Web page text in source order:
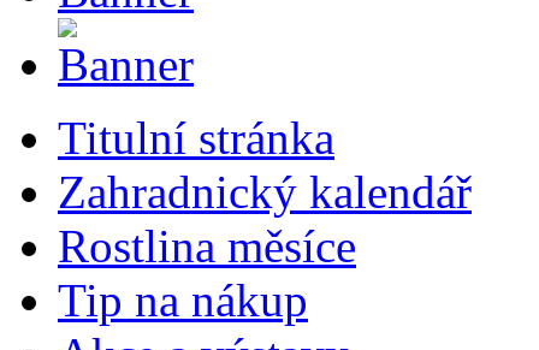
Titulní stránka
Zahradnický kalendář
Rostlina měsíce
Tip na nákup